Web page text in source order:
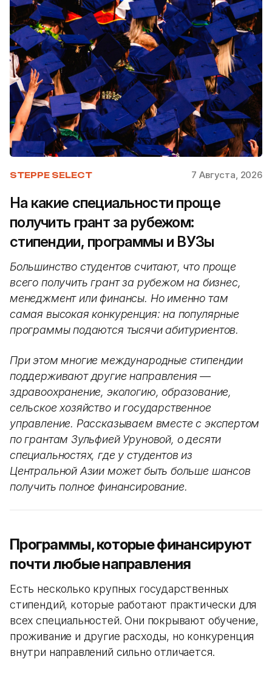
STEPPE SELECT 7 Августа, 2026
На какие специальности проще
получить грант за рубежом:
стипендии, программы и ВУЗы
Большинство студентов считают, что проще
всего получить грант за рубежом на бизнес,
менеджмент или финансы. Но именно там
самая высокая конкуренция: на популярные
программы подаются тысячи абитуриентов.
При этом многие международные стипендии
поддерживают другие направления —
здравоохранение, экологию, образование,
сельское хозяйство и государственное
управление. Рассказываем вместе с экспертом
по грантам Зульфией Уруновой, о десяти
специальностях, где у студентов из
Центральной Азии может быть больше шансов
получить полное финансирование.
Программы, которые финансируют
почти любые направления
Есть несколько крупных государственных
стипендий, которые работают практически для
всех специальностей. Они покрывают обучение,
проживание и другие расходы, но конкуренция
внутри направлений сильно отличается.